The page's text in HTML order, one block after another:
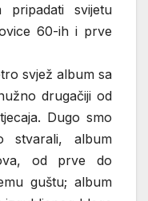
pripadati svijetu
60-ih i prve
svjež album sa
drugačiji od
Dugo smo
stvarali, album
od prve do
guštu; album